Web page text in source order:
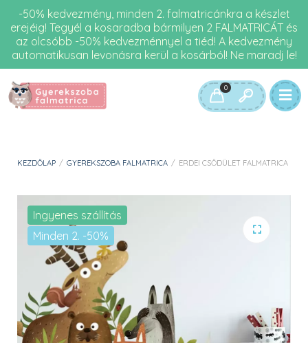
-50% kedvezmény, minden 2. falmatricánkra a készlet
erejéig! Tegyél a kosaradba bármilyen 2 FALMATRICÁT és
az olcsóbb -50% kedvezménnyel a tiéd! A kedvezmény
automatikusan levonásra kerül a kosárból! Ne maradj le!
0
KEZDŐLAP / GYEREKSZOBA FALMATRICA / ERDEI CSŐDÜLET FALMATRICA
Minden 2. -50%
Ingyenes szállítás